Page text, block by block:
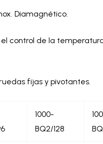
Diamagnético.
control de la
fijas y pivotantes.
1000-
BQ2/128